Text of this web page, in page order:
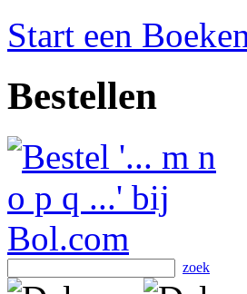
Start een
Bestellen
zoek